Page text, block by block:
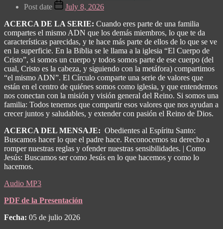
Post date
July 8, 2026
ACERCA DE LA SERIE: Cuando eres parte de una familia
compartes el mismo ADN que los demás miembros, lo que te da
características parecidas, y te hace más parte de ellos de lo que se ve
en la superficie. En la Biblia se le llama a la iglesia “El Cuerpo de
Cristo”, si somos un cuerpo y todos somos parte de ese cuerpo (del
cual, Cristo es la cabeza, y siguiendo con la metáfora) compartimos
“el mismo ADN”. El Círculo comparte una serie de valores que
están en el centro de quiénes somos como iglesia, y que entendemos
nos conectan con la misión y visión general del Reino. Si somos una
familia: Todos tenemos que compartir esos valores que nos ayudan a
crecer juntos y saludables, y extender con pasión el Reino de Dios.
ACERCA DEL MENSAJE: Obedientes al Espíritu Santo:
Buscamos hacer lo que el padre hace. Reconocemos su derecho a
romper nuestras reglas y ofender nuestras sensibilidades. | Como
Jesús: Buscamos ser como Jesús en lo que hacemos y como lo
hacemos.
Audio MP3
PDF de la Presentación
Fecha: 05 de julio 2026